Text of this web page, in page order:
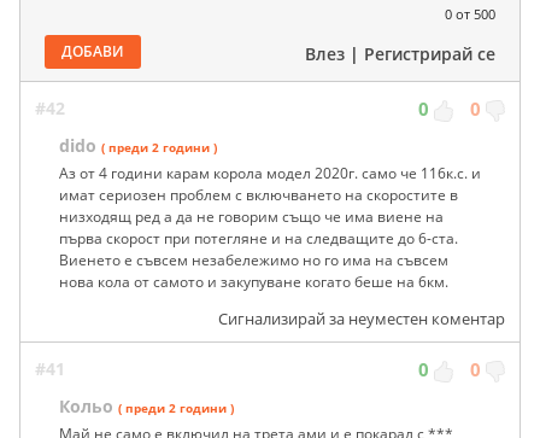
0 от 500
ДОБАВИ Влез | Регистрирай се
#42 0 0
dido ( преди 2 години )
Аз от 4 години карам корола модел 2020г. само че 116к.с. и
имат сериозен проблем с включването на скоростите в
низходящ ред а да не говорим също че има виене на
първа скорост при потегляне и на следващите до 6-ста.
Виенето е съвсем незабележимо но го има на съвсем
нова кола от самото и закупуване когато беше на 6км.
Сигнализирай за неуместен коментар
#41 0 0
Кольо ( преди 2 години )